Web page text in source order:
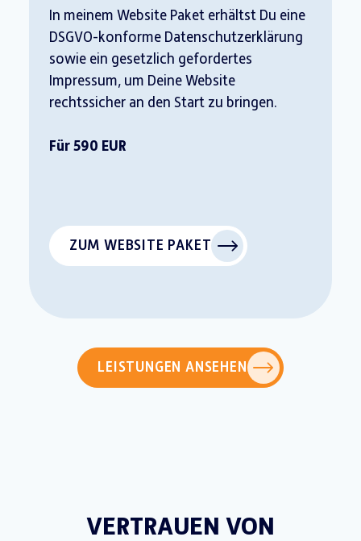
In meinem Website Paket erhältst Du eine
DSGVO-konforme Datenschutzerklärung
sowie ein gesetzlich gefordertes
Impressum, um Deine Website
rechtssicher an den Start zu bringen.
Für 590 EUR
ZUM WEBSITE PAKET
LEISTUNGEN ANSEHEN
VERTRAUEN VON